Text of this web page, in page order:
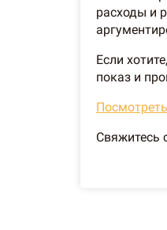
расходы и
Если
показ и
Свяжитесь